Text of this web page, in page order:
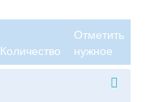
Количество
Отметить
нужное